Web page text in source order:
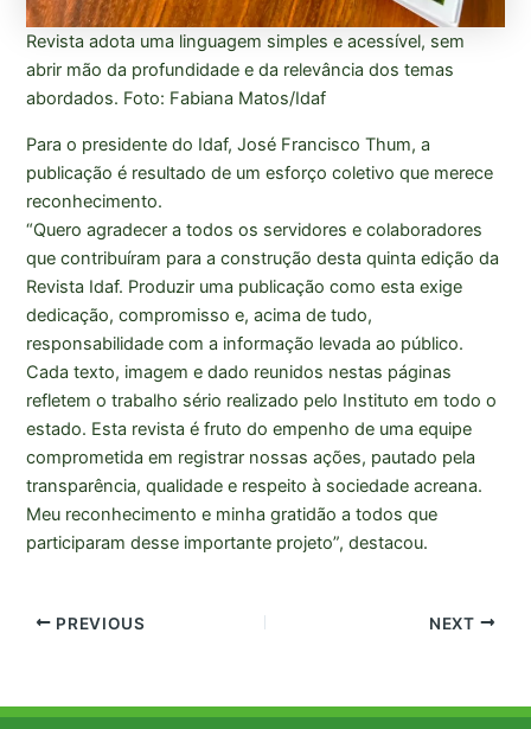
Revista adota uma linguagem simples e acessível, sem
abrir mão da profundidade e da relevância dos temas
abordados. Foto: Fabiana Matos/Idaf
Para o presidente do Idaf, José Francisco Thum, a
publicação é resultado de um esforço coletivo que merece
reconhecimento.
“Quero agradecer a todos os servidores e colaboradores
que contribuíram para a construção desta quinta edição da
Revista Idaf. Produzir uma publicação como esta exige
dedicação, compromisso e, acima de tudo,
responsabilidade com a informação levada ao público.
Cada texto, imagem e dado reunidos nestas páginas
refletem o trabalho sério realizado pelo Instituto em todo o
estado. Esta revista é fruto do empenho de uma equipe
comprometida em registrar nossas ações, pautado pela
transparência, qualidade e respeito à sociedade acreana.
Meu reconhecimento e minha gratidão a todos que
participaram desse importante projeto”, destacou.
PREVIOUS NEXT